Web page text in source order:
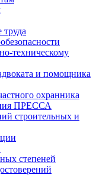
труда
техническому
и помощника
охранника
ПРЕССА
строительных и
степеней